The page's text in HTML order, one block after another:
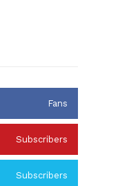
Fans
Subscribers
Subscribers